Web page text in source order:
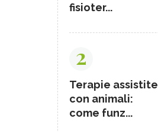
fisioter...
2
Terapie assistite
con animali:
come funz...